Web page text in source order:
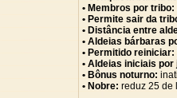
• Membros por tribo:
• Permite sair da
• Distância entre
• Aldeias bárbaras
• Permitido reiniciar:
• Aldeias iniciais por
• Bônus noturno:
• Nobre: reduz 25 de